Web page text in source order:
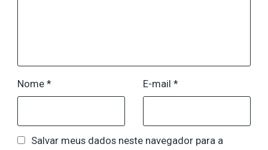
Nome * E-mail *
Salvar meus dados neste navegador para a